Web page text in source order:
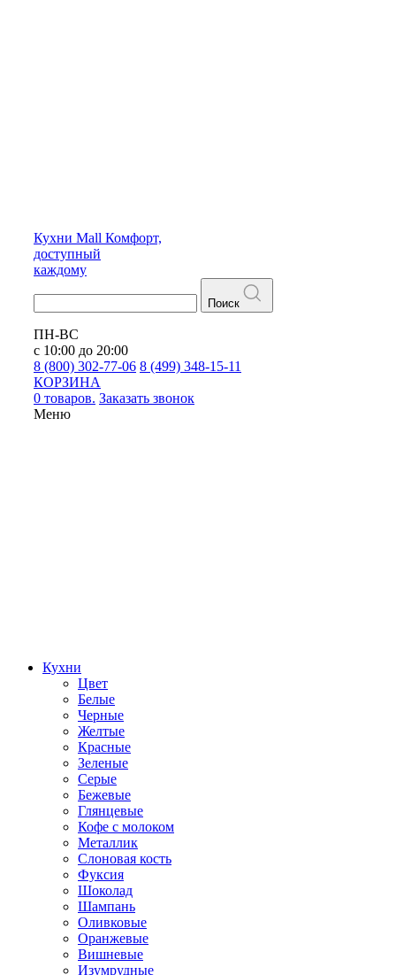
Кухни Mall Комфорт,
доступный
каждому
Поиск
ПН-ВС
с 10:00 до 20:00
8 (800) 302-77-06 8 (499) 348-15-11
КОРЗИНА
0 товаров. Заказать звонок
Меню
Кухни
Цвет
Белые
Черные
Желтые
Красные
Зеленые
Серые
Бежевые
Глянцевые
Кофе с молоком
Металлик
Слоновая кость
Фуксия
Шоколад
Шампань
Оливковые
Оранжевые
Вишневые
Изумрудные